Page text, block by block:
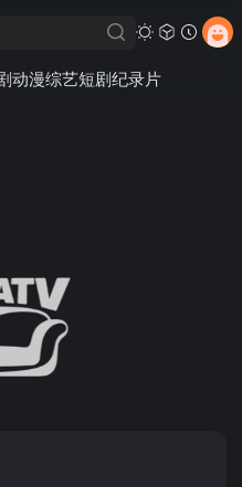
动漫综艺短剧纪录片